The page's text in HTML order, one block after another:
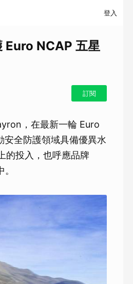
登入
NCAP 五星
訂閱
，在最新一輪 Euro
安全防護領域具備優異水
的投入，也呼應品牌